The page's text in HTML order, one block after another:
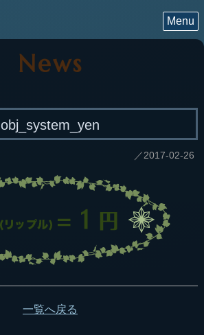
Menu
News
obj_system_yen
／2017-02-26
一覧へ戻る